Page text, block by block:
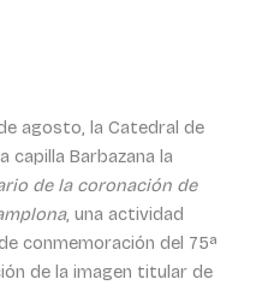
agosto, la Catedral de
capilla Barbazana la
de la coronación de
, una actividad
conmemoración del 75ª
de la imagen titular de